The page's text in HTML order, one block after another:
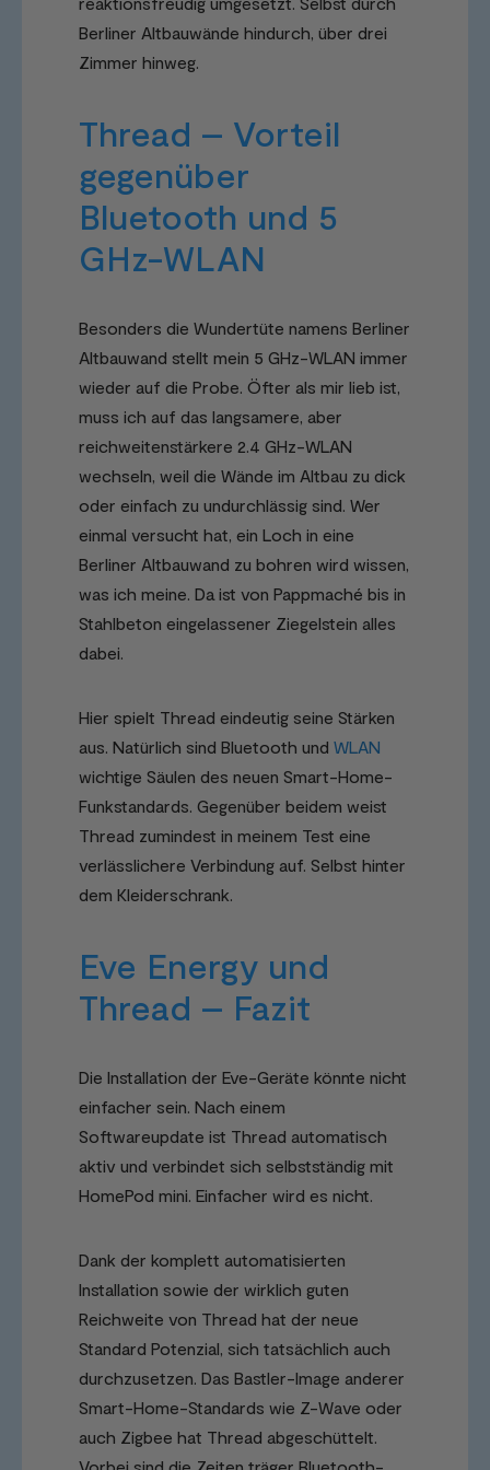
Berliner Altbauwände hindurch, über drei
Zimmer hinweg.
Thread – Vorteil
gegenüber
Bluetooth und 5
GHz-WLAN
Besonders die Wundertüte namens Berliner
Altbauwand stellt mein 5 GHz-WLAN immer
wieder auf die Probe. Öfter als mir lieb ist,
muss ich auf das langsamere, aber
reichweitenstärkere 2.4 GHz-WLAN
wechseln, weil die Wände im Altbau zu dick
oder einfach zu undurchlässig sind. Wer
einmal versucht hat, ein Loch in eine
Berliner Altbauwand zu bohren wird wissen,
was ich meine. Da ist von Pappmaché bis in
Stahlbeton eingelassener Ziegelstein alles
dabei.
Hier spielt Thread eindeutig seine Stärken
aus. Natürlich sind Bluetooth und WLAN
wichtige Säulen des neuen Smart-Home-
Funkstandards. Gegenüber beidem weist
Thread zumindest in meinem Test eine
verlässlichere Verbindung auf. Selbst hinter
dem Kleiderschrank.
Eve Energy und
Thread – Fazit
Die Installation der Eve-Geräte könnte nicht
einfacher sein. Nach einem
Softwareupdate ist Thread automatisch
aktiv und verbindet sich selbstständig mit
HomePod mini. Einfacher wird es nicht.
Dank der komplett automatisierten
Installation sowie der wirklich guten
Reichweite von Thread hat der neue
Standard Potenzial, sich tatsächlich auch
durchzusetzen. Das Bastler-Image anderer
Smart-Home-Standards wie Z-Wave oder
auch Zigbee hat Thread abgeschüttelt.